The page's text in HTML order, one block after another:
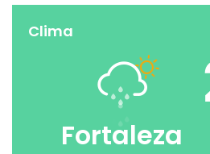
Clima
Fortaleza